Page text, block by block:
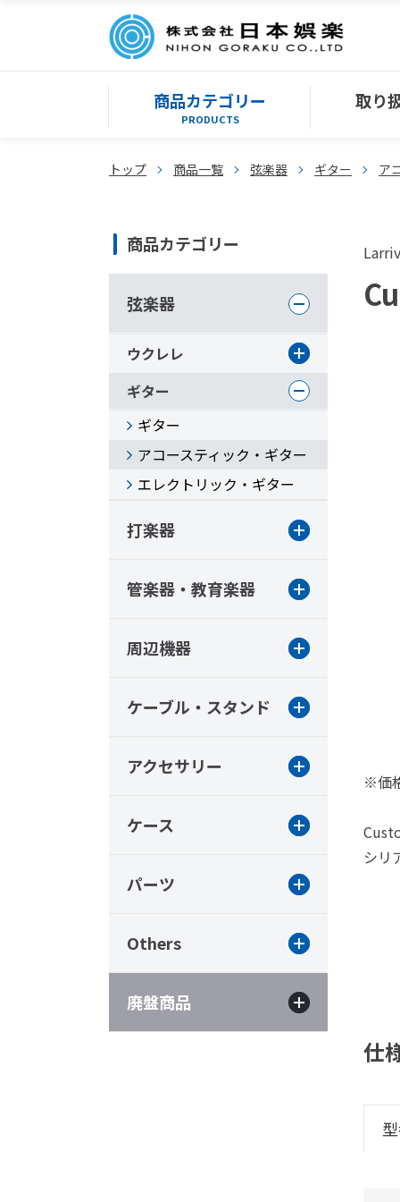
商品カテゴリー
PRODUCTS
取り
トップ 商品一覧 弦楽器 ギター ア
※価
シリ
仕
商品カテゴリー
弦楽器
ウクレレ
ギター
ギター
アコースティック・ギター
エレクトリック・ギター
打楽器
管楽器・教育楽器
周辺機器
ケーブル・スタンド
アクセサリー
ケース
パーツ
Others
廃盤商品